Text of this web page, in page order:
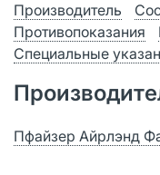
Производитель
Противопоказания
Специальные
Пфайзер Айрлэнд